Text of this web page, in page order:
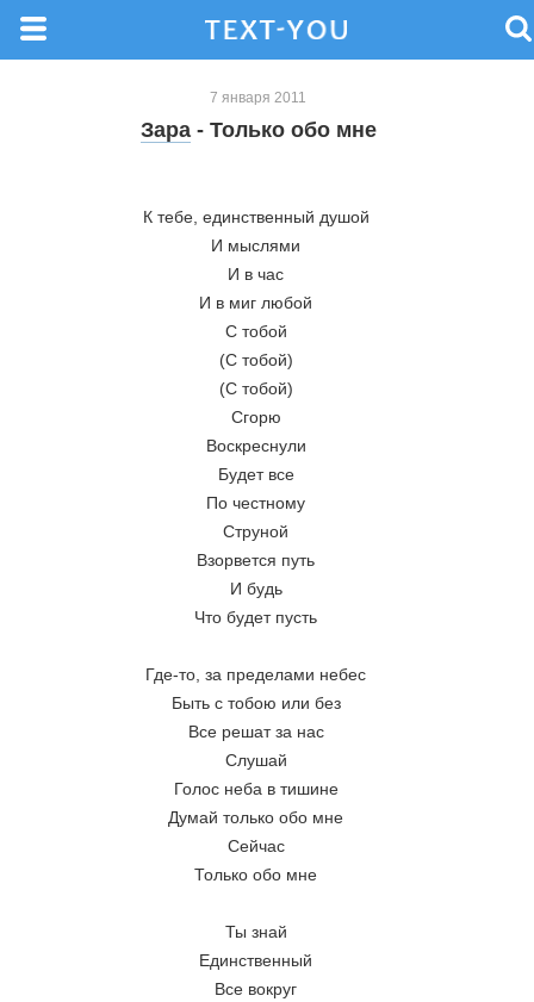
7 января 2011
Зара- Только обо мне
К тебе, единственный душой
И мыслями
И в час
И в миг любой
С тобой
(С тобой)
(С тобой)
Сгорю
Воскреснули
Будет все
По честному
Струной
Взорвется путь
И будь
Что будет пусть
Где-то, за пределами небес
Быть с тобою или без
Все решат за нас
Слушай
Голос неба в тишине
Думай только обо мне
Сейчас
Только обо мне
Ты знай
Единственный
Все вокруг